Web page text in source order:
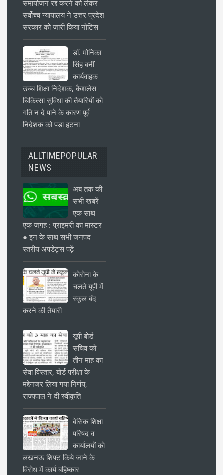
समायोजन रद्द करने को लेकर
सर्वोच्च न्यायालय ने उत्तर प्रदेश
सरकार को जारी किया नोटिस
डॉ. मोनिका
सिंह बनीं
कार्यवाहक
उच्च शिक्षा निदेशक, कैशलेस
चिकित्सा सुविधा की तैयारियों को
गति न दे पाने के कारण पूर्व
निदेशक को पड़ा हटना
ALLTIMEPOPULAR
NEWS
अब तक की
सभी खबरें
एक साथ
एक जगह : प्राइमरी का मास्टर
● इन के साथ सभी जनपद
स्तरीय अपडेट्स पढ़ें
कोरोना के
चलते यूपी में
स्कूल बंद
करने की तैयारी
यूपी बोर्ड
सचिव को
तीन माह का
सेवा विस्तार, बोर्ड परीक्षा के
मद्देनजर लिया गया निर्णय,
राज्यपाल ने दी स्वीकृति
बेसिक शिक्षा
परिषद व
कार्यालयों को
लखनऊ शिफ्ट किये जाने के
विरोध में कार्य बहिष्कार